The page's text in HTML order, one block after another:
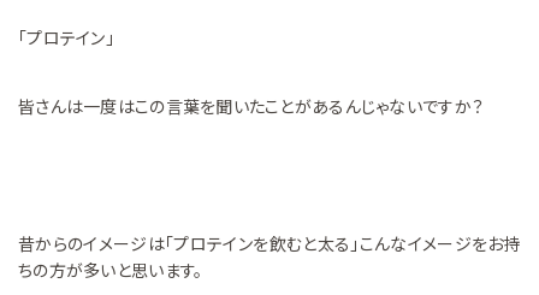
「プロテイン」
皆さんは一度はこの言葉を聞いたことがあるんじゃないですか？
昔からのイメージは「プロテインを飲むと太る」こんなイメージをお持
ちの方が多いと思います。